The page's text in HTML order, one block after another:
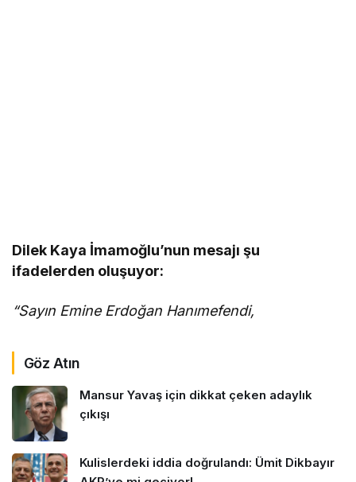
Dilek Kaya İmamoğlu’nun mesajı şu
ifadelerden oluşuyor:
“Sayın Emine Erdoğan Hanımefendi,
Göz Atın
Mansur Yavaş için dikkat çeken adaylık
çıkışı
Kulislerdeki iddia doğrulandı: Ümit Dikbayır